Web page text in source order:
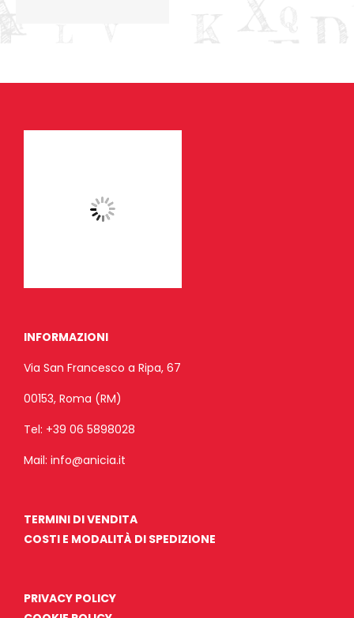
INFORMAZIONI
Via San Francesco a Ripa, 67
00153, Roma (RM)
Tel: +39 06 5898028
Mail: info@anicia.it
TERMINI DI VENDITA
COSTI E MODALITÀ DI SPEDIZIONE
PRIVACY POLICY